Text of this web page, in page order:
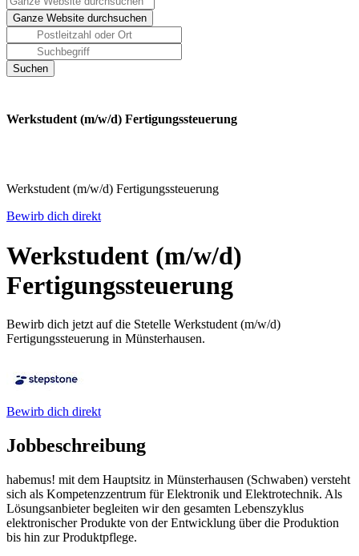
Werkstudent (m/w/d) Fertigungssteuerung
Werkstudent (m/w/d) Fertigungssteuerung
Bewirb dich direkt
Werkstudent (m/w/d)
Fertigungssteuerung
Bewirb dich jetzt auf die Stetelle Werkstudent (m/w/d)
Fertigungssteuerung in Münsterhausen.
Bewirb dich direkt
Jobbeschreibung
habemus! mit dem Hauptsitz in Münsterhausen (Schwaben) versteht
sich als Kompetenzzentrum für Elektronik und Elektrotechnik. Als
Lösungsanbieter begleiten wir den gesamten Lebenszyklus
elektronischer Produkte von der Entwicklung über die Produktion
bis hin zur Produktpflege.